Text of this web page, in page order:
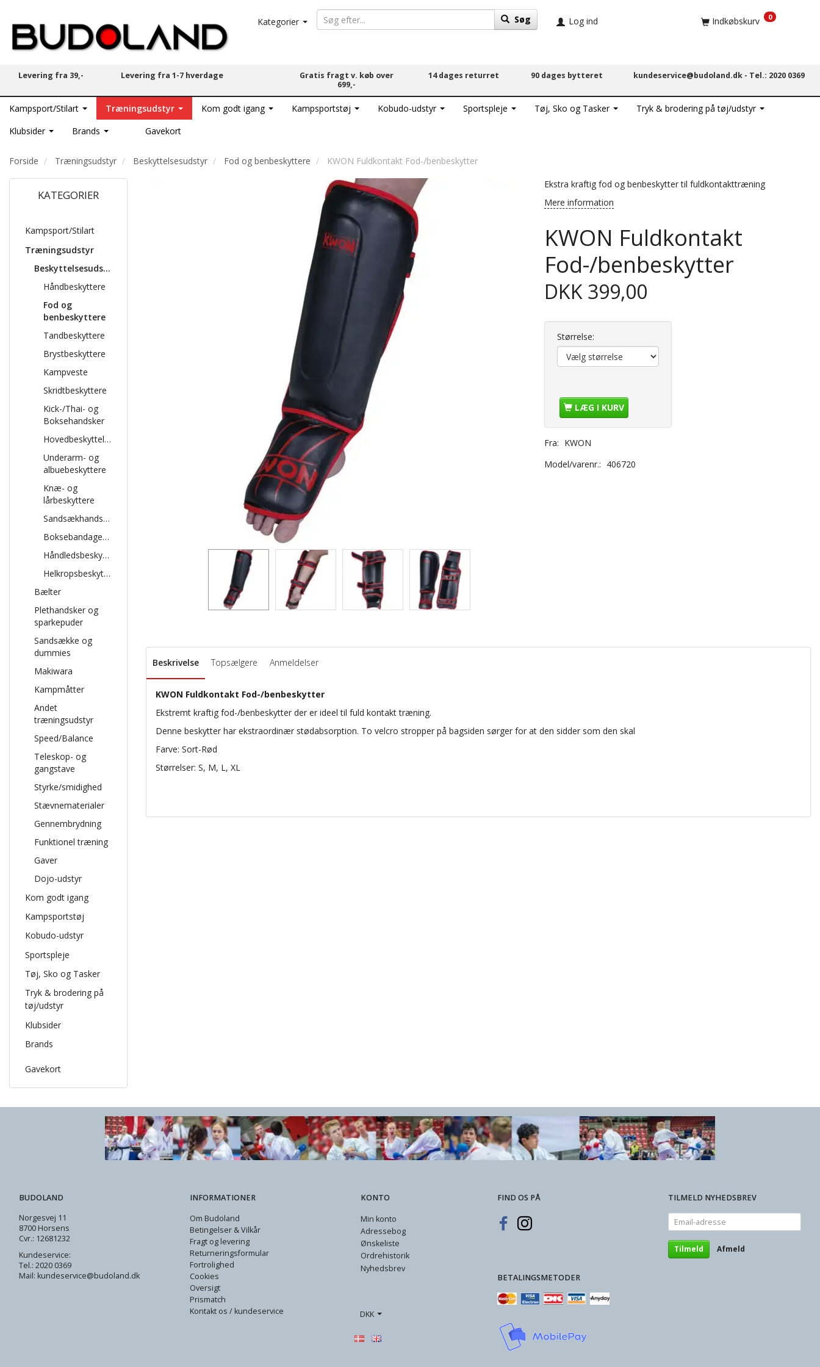
Kategorier Søg Log ind Indkøbskurv 0
Levering fra 39,- Levering fra 1-7 hverdage
Gratis fragt v. køb over
699,-
14 dages returret 90 dages bytteret kundeservice@budoland.dk - Tel.: 2020 0369
Kampsport/Stilart Træningsudstyr Kom godt igang Kampsportstøj Kobudo-udstyr Sportspleje Tøj, Sko og Tasker
Tryk & brodering på tøj/udstyr
Klubsider
Brands Gavekort
Forside Træningsudstyr Beskyttelsesudstyr Fod og benbeskyttere KWON Fuldkontakt Fod-/benbeskytter
KATEGORIER
Kampsport/Stilart
Træningsudstyr
Beskyttelsesudstyr
Håndbeskyttere
Fod og
benbeskyttere
Tandbeskyttere
Brystbeskyttere
Kampveste
Skridtbeskyttere
Kick-/Thai- og
Boksehandsker
Hovedbeskyttelse
Underarm- og
albuebeskyttere
Knæ- og
lårbeskyttere
Sandsækhandsker
Boksebandager/Inderhandske
Håndledsbeskyttelse
Helkropsbeskyttelse
Bælter
Plethandsker og
sparkepuder
Sandsække og
dummies
Makiwara
Kampmåtter
Andet
træningsudstyr
Speed/Balance
Teleskop- og
gangstave
Styrke/smidighed
Stævnematerialer
Gennembrydning
Funktionel træning
Gaver
Dojo-udstyr
Kom godt igang
Kampsportstøj
Kobudo-udstyr
Sportspleje
Tøj, Sko og Tasker
Tryk & brodering på
tøj/udstyr
Klubsider
Brands
Gavekort
Ekstra kraftig fod og benbeskytter til fuldkontakttræning
Mere information
KWON Fuldkontakt
Fod-/benbeskytter
DKK 399,00
Størrelse:
LÆG I KURV
Fra: KWON
Model/varenr.: 406720
Beskrivelse Topsælgere Anmeldelser
KWON Fuldkontakt Fod-/benbeskytter
Ekstremt kraftig fod-/benbeskytter der er ideel til fuld kontakt træning.
Denne beskytter har ekstraordinær stødabsorption. To velcro stropper på bagsiden sørger for at den sidder som den skal
Farve: Sort-Rød
Størrelser: S, M, L, XL
BUDOLAND
Norgesvej 11
8700 Horsens
Cvr.: 12681232
Kundeservice:
Tel.: 2020 0369
Mail: kundeservice@budoland.dk
INFORMATIONER
Om Budoland
Betingelser & Vilkår
Fragt og levering
Returneringsformular
Fortrolighed
Cookies
Oversigt
Prismatch
Kontakt os / kundeservice
KONTO
Min konto
Adressebog
Ønskeliste
Ordrehistorik
Nyhedsbrev
DKK
FIND OS PÅ
BETALINGSMETODER
TILMELD NYHEDSBREV
Email-
adresse
Tilmeld Afmeld